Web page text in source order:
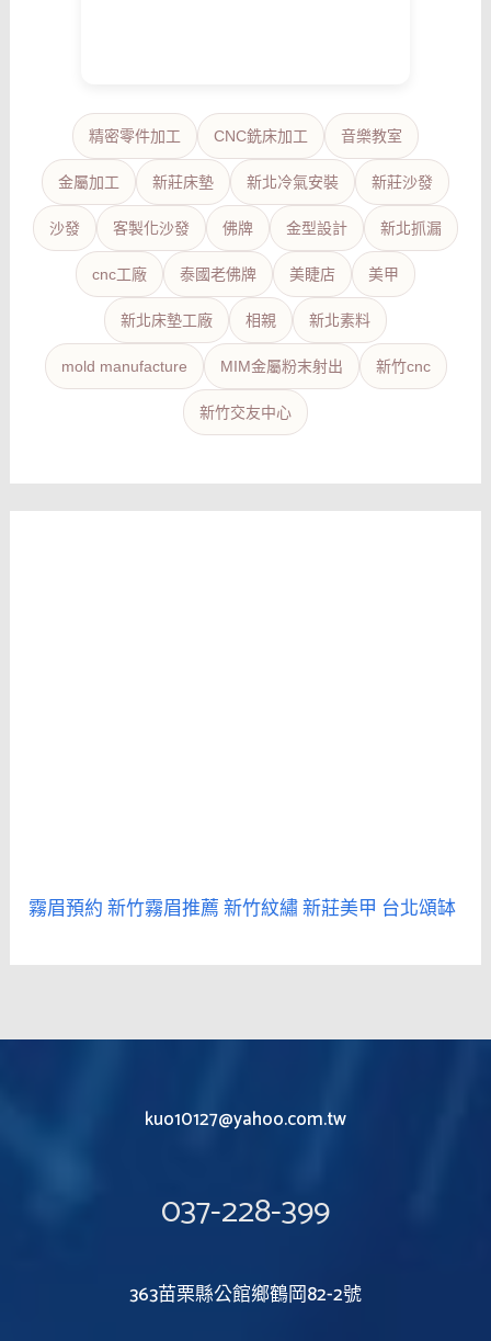
精密零件加工 CNC銑床加工 音樂教室
金屬加工 新莊床墊 新北冷氣安裝 新莊沙發
沙發 客製化沙發 佛牌 金型設計 新北抓漏
cnc工廠 泰國老佛牌 美睫店 美甲
新北床墊工廠 相親 新北素料
mold manufacture MIM金屬粉末射出 新竹cnc
新竹交友中心
霧眉預約新竹霧眉推薦新竹紋繡新莊美甲 台北頌缽
kuo10127@yahoo.com.tw
037-228-399
363苗栗縣公館鄉鶴岡82-2號